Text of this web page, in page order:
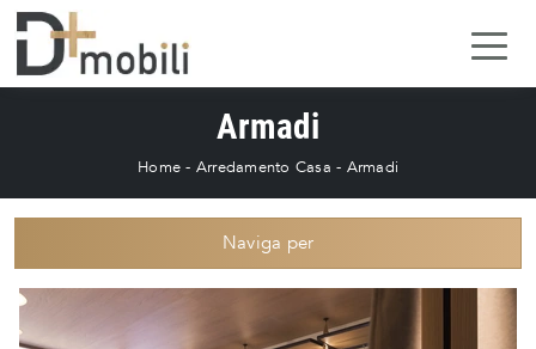
Armadi
Home - Arredamento Casa - Armadi
Naviga per